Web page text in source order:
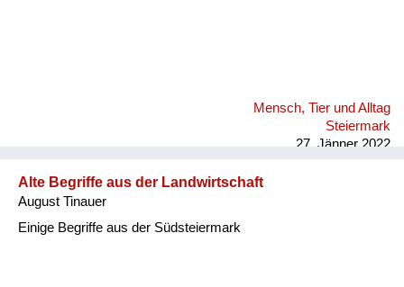
Mensch, Tier und Alltag
Steiermark
27. Jänner 2022
Alte Begriffe aus der Landwirtschaft
August Tinauer
Einige Begriffe aus der Südsteiermark